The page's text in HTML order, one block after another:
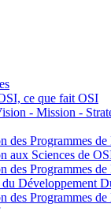
ce que fait OSI
- Mission -
des Programmes
aux Sciences de
des Programmes
Développement
des Programmes